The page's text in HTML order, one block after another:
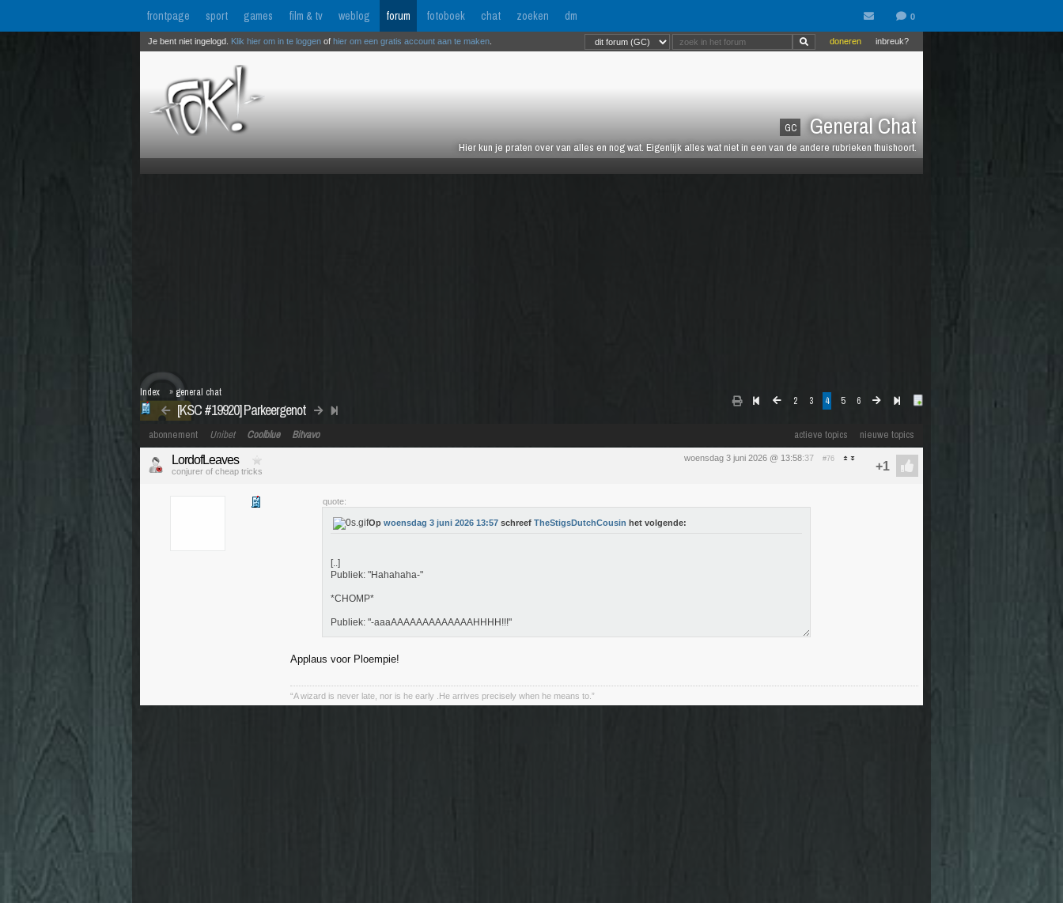
frontpage sport games film & tv weblog forum fotoboek chat zoeken dm
GC General Chat
Hier kun je praten over van alles en nog wat. Eigenlijk alles wat niet in een van de andere rubrieken thuishoort.
inbreuk?
doneren
Je bent niet ingelogd. Klik hier om in te loggen of hier om een gratis account aan te maken
2 3 4 5 6
[KSC #19920] Parkeergenot
Index » general chat
actieve topics nieuwe topics
abonnement Unibet Coolblue Bitvavo
woensdag 3 juni 2026 @ 13:58:37 #76
LordofLeaves
conjurer of cheap tricks
quote:
Op woensdag 3 juni 2026 13:57 schreef TheStigsDutchCousin het volgende:
[..]
Publiek: "Hahahaha-"
*CHOMP*
Publiek: "-aaaAAAAAAAAAAAAAHHHH!!!"
Applaus voor Ploempie!
“A wizard is never late, nor is he early .He arrives precisely when he means to.”